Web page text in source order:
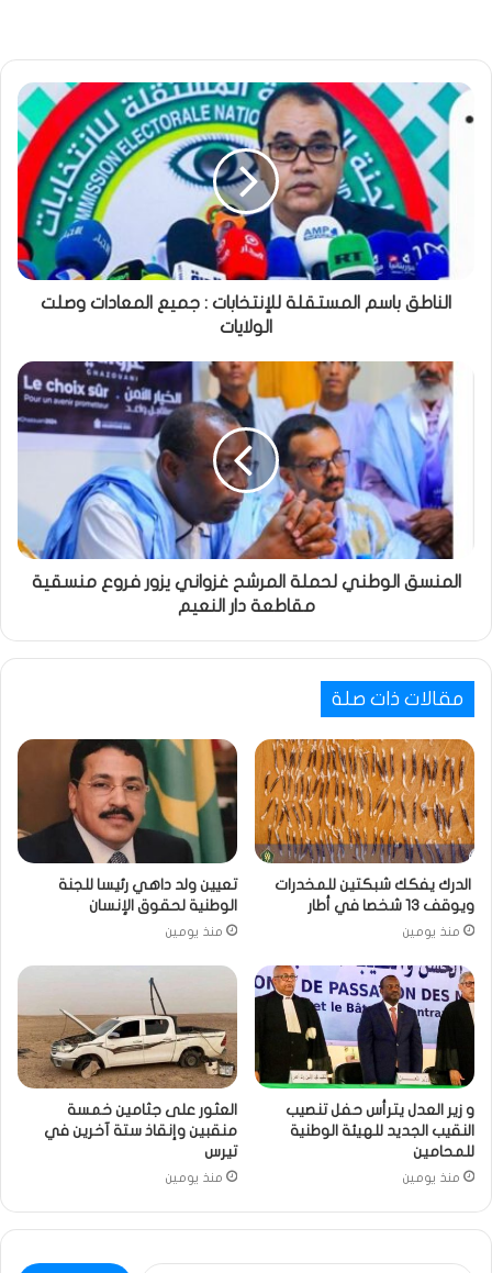
الناطق باسم المستقلة للإنتخابات : جميع المعادات وصلت
الولايات
المنسق الوطني لحملة المرشح غزواني يزور فروع منسقية
مقاطعة دار النعيم
مقالات ذات صلة
الدرك يفكك شبكتين للمخدرات
ويوقف 13 شخصا في أطار
منذ يومين
تعيين ولد داهي رئيسا للجنة
الوطنية لحقوق الإنسان
منذ يومين
و زير العدل يترأس حفل تنصيب
النقيب الجديد للهيئة الوطنية
للمحامين
منذ يومين
العثور على جثامين خمسة
منقبين وإنقاذ ستة آخرين في
تيرس
منذ يومين